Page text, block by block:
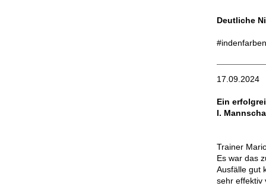
Deutliche
17.09.2024
Ein
I.
Trainer
Es war das
Ausfälle gut
sehr effektiv